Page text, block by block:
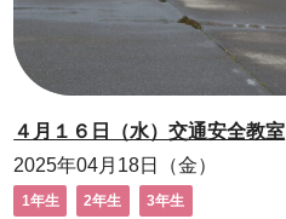
４月１６日（水）交通安全教室
2025年04月18日（金）
1年生 2年生 3年生